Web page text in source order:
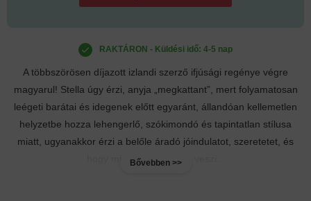
A többszörösen díjazott izlandi szerző ifjúsági regénye végre
magyarul! Stella úgy érzi, anyja „megkattant”, mert folyamatosan
leégeti barátai és idegenek előtt egyaránt, állandóan kellemetlen
helyzetbe hozza lehengerlő, szókimondó és tapintatlan stílusa
miatt, ugyanakkor érzi a belőle áradó jóindulatot, szeretetet, és
hogy mindig védelmébe veszi...
Bővebben >>
RAKTÁRON - Küldési idő: 4-5 nap